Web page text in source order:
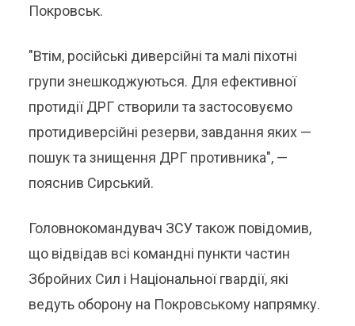
Покровськ.
"Втім, російські диверсійні та малі піхотні
групи знешкоджуються. Для ефективної
протидії ДРГ створили та застосовуємо
протидиверсійні резерви, завдання яких —
пошук та знищення ДРГ противника", —
пояснив Сирський.
Головнокомандувач ЗСУ також повідомив,
що відвідав всі командні пункти частин
Збройних Сил і Національної гвардії, які
ведуть оборону на Покровському напрямку.